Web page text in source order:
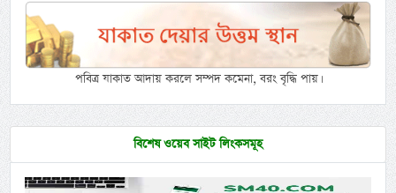
পবিত্র যাকাত আদায় করলে সম্পদ কমেনা, বরং বৃদ্ধি পায়।
বিশেষ ওয়েব সাইট লিংকসমূহ